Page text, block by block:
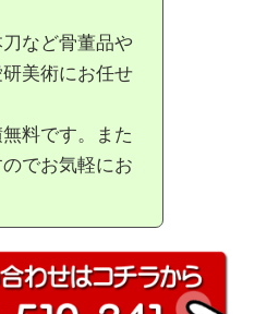
など骨董品や
美術にお任せ
料です。また
でお気軽にお